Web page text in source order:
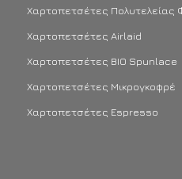
Χαρτοπετσέτες Πολυτελείας
Χαρτοπετσέτες Airlaid
Χαρτοπετσέτες BIO Spunlace
Χαρτοπετσέτες Μικρογκοφρέ
Χαρτοπετσέτες Espresso